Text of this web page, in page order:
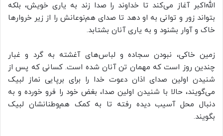
الله‌اکبر آغاز می‌کند تا خداوند را صدا زند به یاری خویش، بلکه
بتواند زور و توانی به او دهد تا صدای هم‌نوعانش را از زیر خروارها
خاک و آوار بشنود و به یاری آنان بشتابد.
زمین خاکی، نبودن سجاده و لباس‌های آغشته به گرد و غبار
چندین روز است که مهمان تن آنان شده است. کسانی که پس از
شنیدن اولین صدای اذان دعوت خدا را برای برپایی نماز لبیک
می‌گویند، حالا با شنیدن اولین صدا، بغض خود را فرو خورده و به
دنبال محل آسیب دیده رفته تا به کمک هم‌وطنانشان لبیک
بگویند.